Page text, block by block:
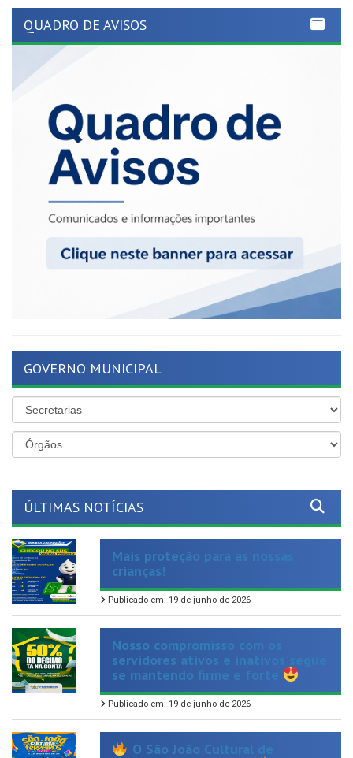
Mais proteção para as nossas
crianças!
Publicado em: 19 de junho de 2026
Nosso compromisso com os
servidores ativos e inativos segue
se mantendo firme e forte
Publicado em: 19 de junho de 2026
O São João Cultural de
Ferreiros 2026 vem aí!